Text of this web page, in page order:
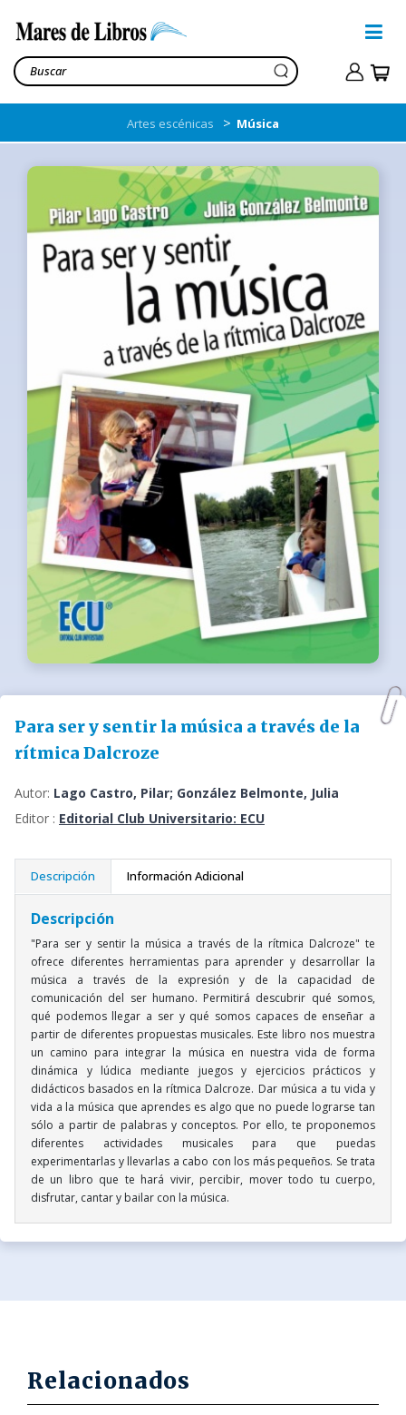
Artes escénicas > Música
Para ser y sentir la música a través de la
rítmica Dalcroze
Autor: Lago Castro, Pilar; González Belmonte, Julia
Editor : Editorial Club Universitario: ECU
Descripción Información Adicional
Descripción
"Para ser y sentir la música a través de la rítmica Dalcroze" te
ofrece diferentes herramientas para aprender y desarrollar la
música a través de la expresión y de la capacidad de
comunicación del ser humano. Permitirá descubrir qué somos,
qué podemos llegar a ser y qué somos capaces de enseñar a
partir de diferentes propuestas musicales. Este libro nos muestra
un camino para integrar la música en nuestra vida de forma
dinámica y lúdica mediante juegos y ejercicios prácticos y
didácticos basados en la rítmica Dalcroze. Dar música a tu vida y
vida a la música que aprendes es algo que no puede lograrse tan
sólo a partir de palabras y conceptos. Por ello, te proponemos
diferentes actividades musicales para que puedas
experimentarlas y llevarlas a cabo con los más pequeños. Se trata
de un libro que te hará vivir, percibir, mover todo tu cuerpo,
disfrutar, cantar y bailar con la música.
Relacionados